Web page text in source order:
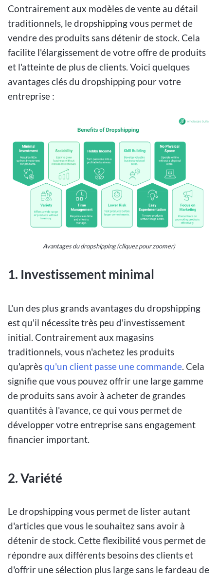
Contrairement aux modèles de vente au détail
traditionnels, le dropshipping vous permet de
vendre des produits sans détenir de stock. Cela
facilite l'élargissement de votre offre de produits
et l'atteinte de plus de clients. Voici quelques
avantages clés du dropshipping pour votre
entreprise :
Avantages du dropshipping (cliquez pour zoomer)
1. Investissement minimal
L'un des plus grands avantages du dropshipping
est qu'il nécessite très peu d'investissement
initial. Contrairement aux magasins
traditionnels, vous n'achetez les produits
qu'aprèsqu'un client passe une commande. Cela
signifie que vous pouvez offrir une large gamme
de produits sans avoir à acheter de grandes
quantités à l'avance, ce qui vous permet de
développer votre entreprise sans engagement
financier important.
2. Variété
Le dropshipping vous permet de lister autant
d'articles que vous le souhaitez sans avoir à
détenir de stock. Cette flexibilité vous permet de
répondre aux différents besoins des clients et
d'offrir une sélection plus large sans le fardeau de